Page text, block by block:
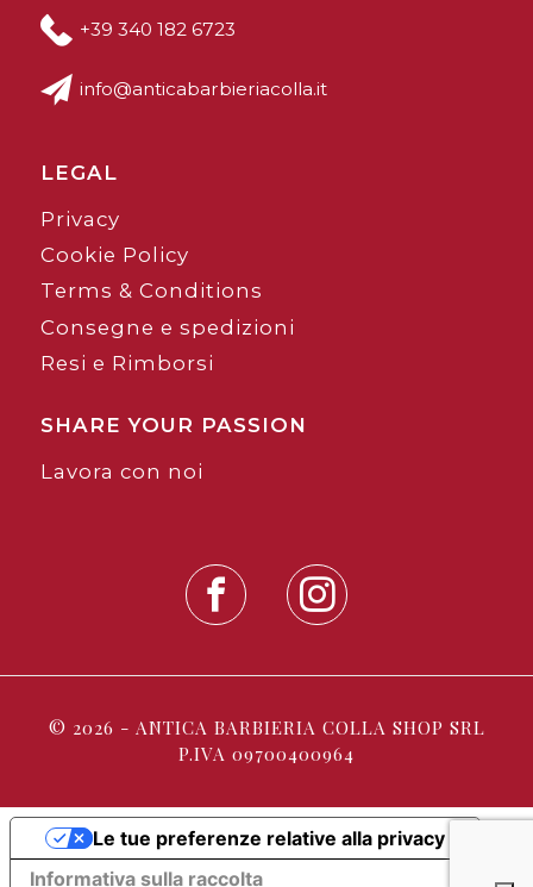
+39 340 182 6723
info@anticabarbieriacolla.it
LEGAL
Privacy
Cookie Policy
Terms & Conditions
Consegne e spedizioni
Resi e Rimborsi
SHARE YOUR PASSION
Lavora con noi
© 2026 - ANTICA BARBIERIA COLLA SHOP SRL
P.IVA 09700400964
Informativa sulla raccolta
Le tue preferenze relative alla privacy